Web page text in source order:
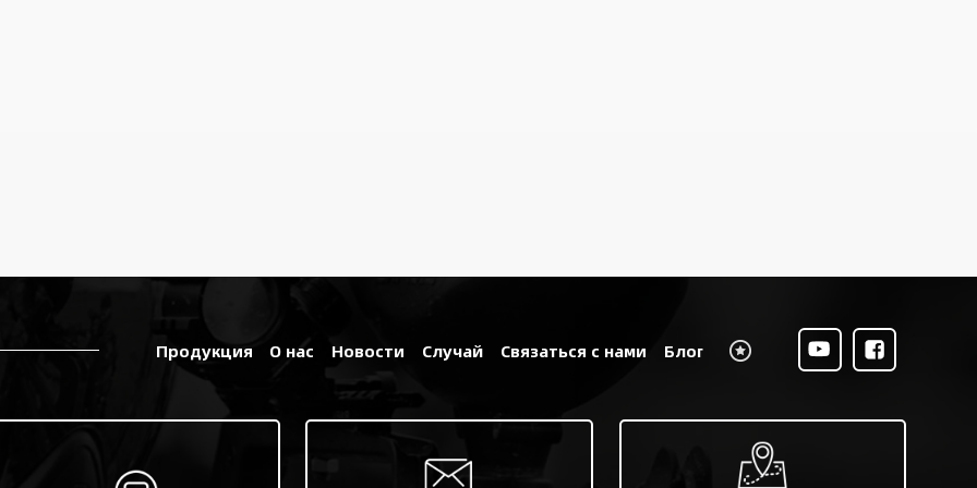
с стандартная
для полевых
во время войны,
Продукция О нас Новости Случай Связаться с нами Блог